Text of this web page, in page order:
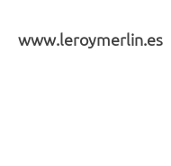
www.leroymerlin.es